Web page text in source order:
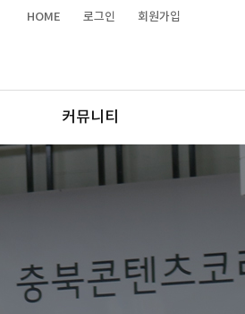
HOME 로그인 회원가입
커뮤니티